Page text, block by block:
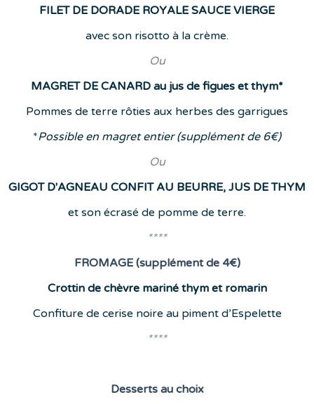
FILET DE DORADE ROYALE SAUCE VIERGE
avec son risotto à la crème.
Ou
MAGRET DE CANARD au jus de figues et thym*
Pommes de terre rôties aux herbes des garrigues
*Possible en magret entier (supplément de 6€)
Ou
GIGOT D'AGNEAU CONFIT AU BEURRE, JUS DE THYM
et son écrasé de pomme de terre.
****
FROMAGE (supplément de 4€)
Crottin de chèvre mariné thym et romarin
Confiture de cerise noire au piment d’Espelette
****
Desserts au choix